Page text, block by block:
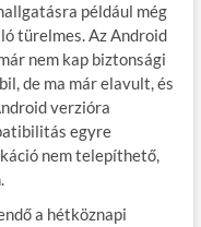
például még
türelmes. Az Android
nem kap biztonsági
de ma már elavult, és
verzióra
egyre
nem telepíthető,
a hétköznapi